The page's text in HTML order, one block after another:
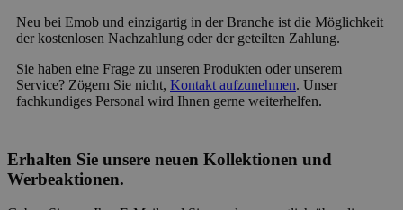
Neu bei Emob und einzigartig in der Branche ist die Möglichkeit
der kostenlosen Nachzahlung oder der geteilten Zahlung.
Sie haben eine Frage zu unseren Produkten oder unserem
Service? Zögern Sie nicht, Kontakt aufzunehmen. Unser
fachkundiges Personal wird Ihnen gerne weiterhelfen.
Erhalten Sie unsere neuen Kollektionen und
Werbeaktionen.